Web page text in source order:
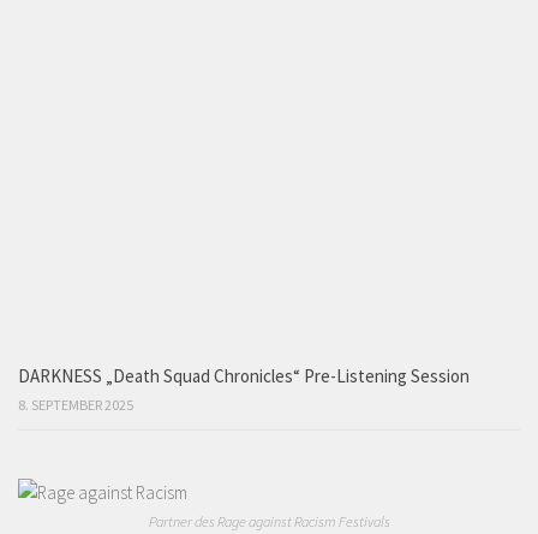
DARKNESS „Death Squad Chronicles“ Pre-Listening Session
8. SEPTEMBER 2025
Partner des Rage against Racism Festivals